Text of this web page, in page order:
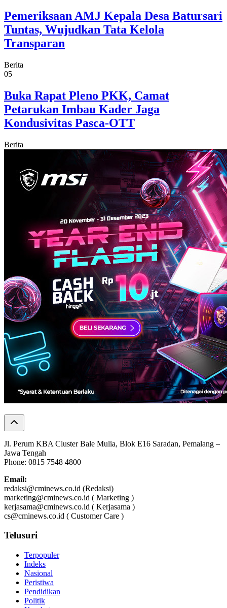
Pemeriksaan AMJ Kepala Desa Batursari
Tuntas, Wujudkan Tata Kelola
Transparan
Berita
05
Buka Rapat Pleno PKK, Camat
Petarukan Imbau Kader Jaga
Kondusivitas Pasca-OTT
Berita
Jl. Perum KBA Cluster Bale Mulia, Blok E16 Saradan, Pemalang –
Jawa Tengah
Phone: 0815 7548 4800
Email:
redaksi@cminews.co.id (Redaksi)
marketing@cminews.co.id ( Marketing )
kerjasama@cminews.co.id ( Kerjasama )
cs@cminews.co.id ( Customer Care )
Telusuri
Terpopuler
Indeks
Nasional
Peristiwa
Pendidikan
Politik